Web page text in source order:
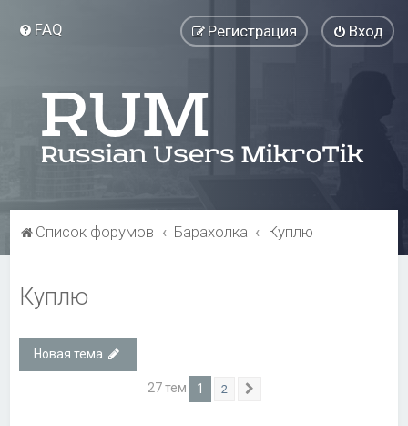
FAQ Вход
Регистрация
Список форумов Барахолка Куплю
Куплю
Новая тема
27 тем 1 2